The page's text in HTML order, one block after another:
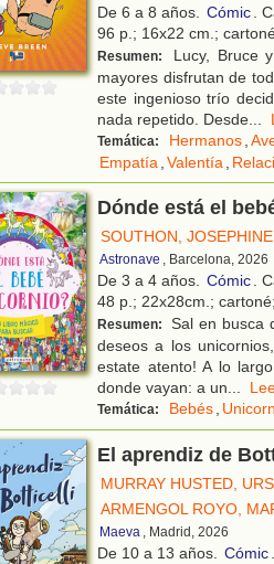
De 6 a 8 años. Cómic.
96 p.; 16x22 cm.;
Resumen:
Lucy, Bruce
mayores disfrutan de
este ingenioso trío
nada repetido. Desde...
Temática: Hermanos,
Empatía,Valentía,
Dónde está el
SOUTHON, JOSEPHINE
Astronave , Barcelona, 2026
De 3 a 4 años. Cómic.
48 p.; 22x28cm.;
Resumen:
Sal en busca
deseos a los
estate atento! A lo
donde vayan: a un...
Temática: Bebés,
El aprendiz de
MURRAY HUSTED,
ARMENGOL ROYO,
Maeva , Madrid, 2026
De 10 a 13 años. Cómic